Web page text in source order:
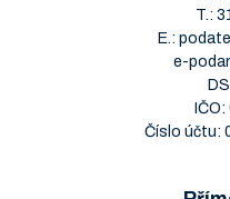
T.:
E.:
e-
Číslo účtu: